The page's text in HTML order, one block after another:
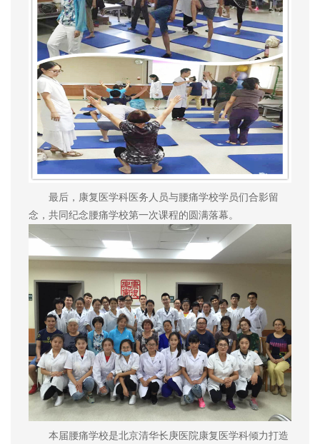
最后，康复医学科医务人员与腰痛学校学员们合影留
念，共同纪念腰痛学校第一次课程的圆满落幕。
本届腰痛学校是北京清华长庚医院康复医学科倾力打造